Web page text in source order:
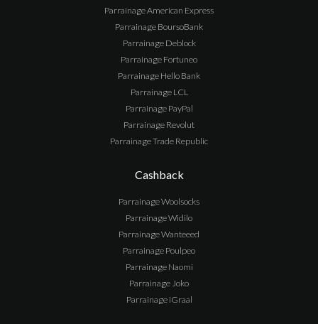
ParrainageAmerican Express
Parrainage BoursoBank
Parrainage Deblock
Parrainage Fortuneo
Parrainage Hello Bank
Parrainage LCL
Parrainage PayPal
Parrainage Revolut
ParrainageTrade Republic
Cashback
ParrainageWoolsocks
ParrainageWidilo
ParrainageWanteeed
Parrainage Poulpeo
Parrainage Naomi
Parrainage Joko
Parrainage iGraal